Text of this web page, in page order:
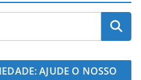
AJUDE O NOSSO